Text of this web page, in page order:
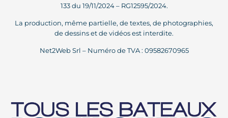
133 du 19/11/2024 – RG12595/2024.
La production, même partielle, de textes, de photographies,
de dessins et de vidéos est interdite.
Net2Web Srl – Numéro de TVA : 09582670965